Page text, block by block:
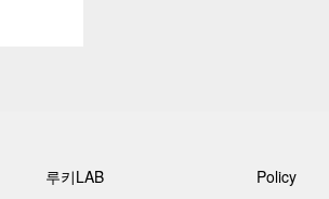
루키LAB Policy